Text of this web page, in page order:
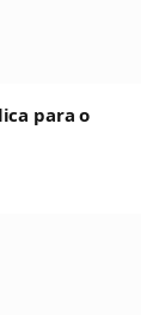
para o